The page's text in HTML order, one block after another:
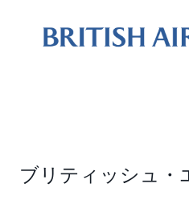
ブリティッシュ・